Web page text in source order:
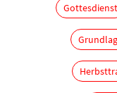
Gottesdienst